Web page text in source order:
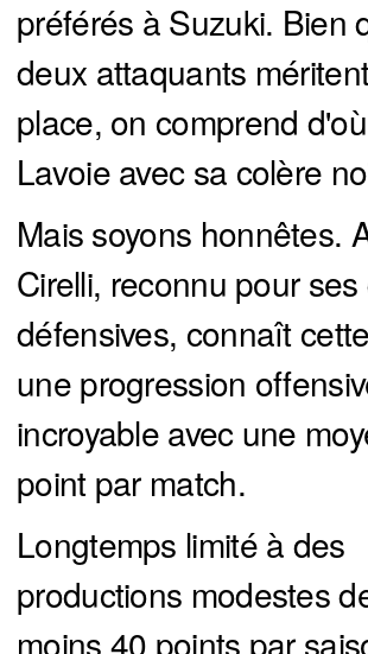
préférés à Suzuki. Bien
deux attaquants
place, on comprend
Lavoie avec sa colère
Mais soyons honnêtes.
Cirelli, reconnu pour
défensives, connaît
une progression
incroyable avec une
point par match.
Longtemps limité à des
productions modestes
moins 40 points par